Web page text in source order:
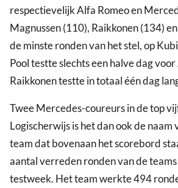
respectievelijk Alfa Romeo en
Magnussen (110), Raikkonen (134)
de minste ronden van het stel, op
Pool testte slechts een halve dag
Raikkonen testte in totaal één dag
Twee Mercedes-coureurs in de top
Logischerwijs is het dan ook de naam
team dat bovenaan het scorebord
aantal verreden ronden van de
testweek. Het team werkte 494